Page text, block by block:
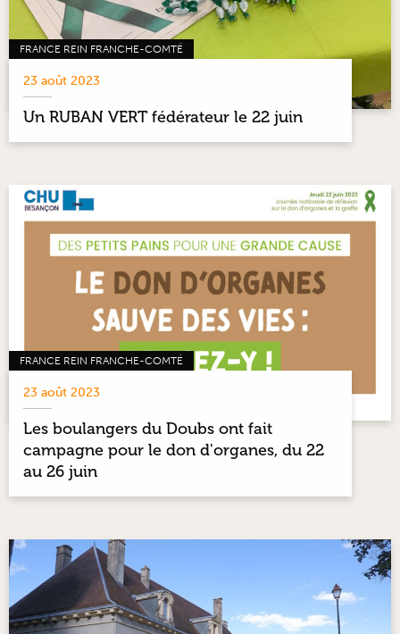
FRANCE REIN FRANCHE-COMTÉ
23 août 2023
Un RUBAN VERT fédérateur le 22 juin
FRANCE REIN FRANCHE-COMTÉ
23 août 2023
Les boulangers du Doubs ont fait
campagne pour le don d'organes, du 22
au 26 juin